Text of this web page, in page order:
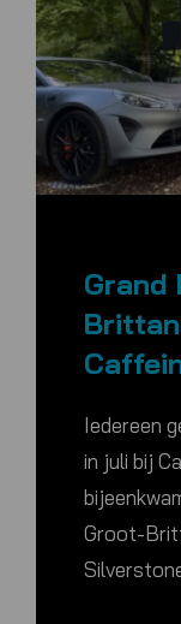
Grand
Iedereen
in juli bij
Groot-